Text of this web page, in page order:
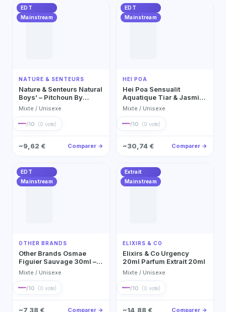
EDT
Mainstream
NATURE & SENTEURS
Nature & Senteurs Natural
Boys’ – Pitchoun By
Nature & Senteurs Eau de
Toilette
Mixte / Unisexe
—/10 (0 vote)
~9,62 € Comparer →
EDT
Mainstream
HEI POA
Hei Poa Sensualit
Aquatique Tiar & Jasmine
Water 50 Ml Sensualit
Idyllique Tiar &
Frangipani 50 Ml Eau de
Mixte / Unisexe
—/10 (0 vote)
~30,74 € Comparer →
EDT
Mainstream
OTHER BRANDS
Other Brands Osmae
Figuier Sauvage 30ml –
Exciting Fresh Fragrance
Eau de Toilette 30ml
Mixte / Unisexe
—/10 (0 vote)
~7,38 € Comparer →
Extrait
Mainstream
ELIXIRS & CO
Elixirs & Co Urgency
20ml Parfum Extrait 20ml
Mixte / Unisexe
—/10 (0 vote)
~14,88 € Comparer →